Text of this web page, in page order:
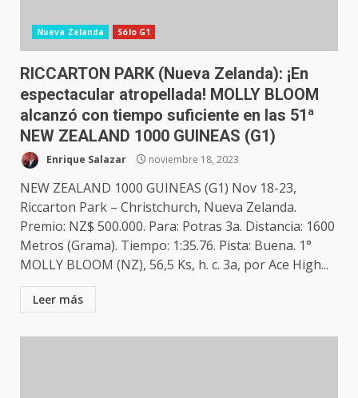
Nueva Zelanda Sólo G1
RICCARTON PARK (Nueva Zelanda): ¡En
espectacular atropellada! MOLLY BLOOM
alcanzó con tiempo suficiente en las 51ª
NEW ZEALAND 1000 GUINEAS (G1)
Enrique Salazar noviembre 18, 2023
NEW ZEALAND 1000 GUINEAS (G1) Nov 18-23,
Riccarton Park – Christchurch, Nueva Zelanda.
Premio: NZ$ 500.000. Para: Potras 3a. Distancia: 1600
Metros (Grama). Tiempo: 1:35.76. Pista: Buena. 1°
MOLLY BLOOM (NZ), 56,5 Ks, h. c. 3a, por Ace High...
Leer más